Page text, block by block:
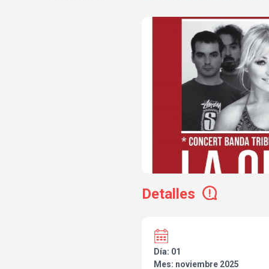
Detalles
Día: 01
Mes: noviembre 2025